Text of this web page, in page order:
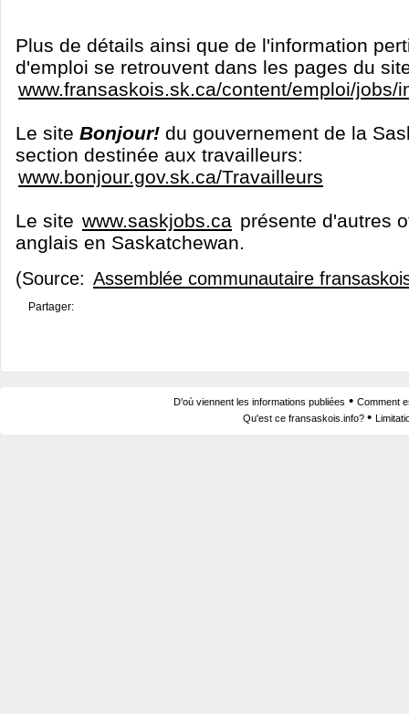
Plus de détails ainsi que de l'information
d'emploi se retrouvent dans les pages du
www.fransaskois.sk.ca/content/emploi/jobs/
Le site Bonjour! du gouvernement de la
section destinée aux travailleurs:
www.bonjour.gov.sk.ca/Travailleurs
Le site www.saskjobs.ca présente d'autres
anglais en Saskatchewan.
(Source: Assemblée communautaire
Partager:
D'où viennent les informations publiées • Comment
Qu'est ce fransaskois.info? •